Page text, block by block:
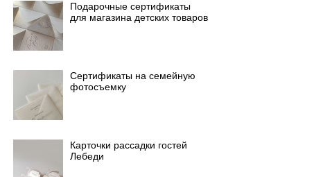
Подарочные сертификаты
для магазина детских товаров
Сертификаты на семейную
фотосъемку
Карточки рассадки гостей
Лебеди